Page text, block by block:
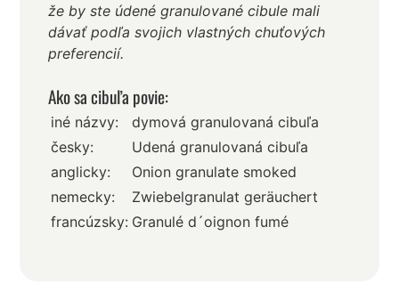
že by ste údené granulované cibule mali
dávať podľa svojich vlastných chuťových
preferencií.
Ako sa cibuľa povie:
iné názvy:
dymová granulovaná cibuľa
česky:
Udená granulovaná cibuľa
anglicky:
Onion granulate smoked
nemecky:
Zwiebelgranulat geräuchert
francúzsky: Granulé d´oignon fumé